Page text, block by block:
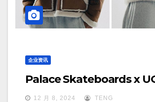
企业资讯
Palace Skateboards x
12 月 8, 2024 TENG